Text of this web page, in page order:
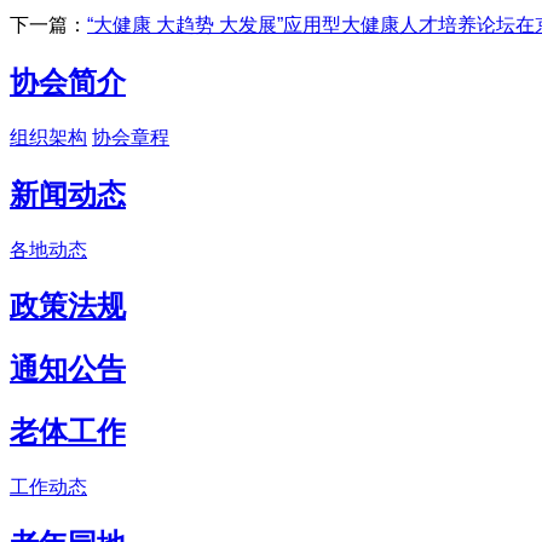
下一篇： “大健康 大趋势 大发展”应用型大健康人才培养论坛在
协会简介
组织架构 协会章程
新闻动态
各地动态
政策法规
通知公告
老体工作
工作动态